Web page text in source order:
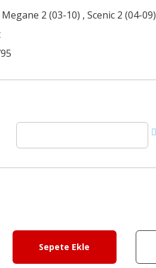
Megane 2 (03-10) ,Scenic 2 (04-09)
Sepete Ekle